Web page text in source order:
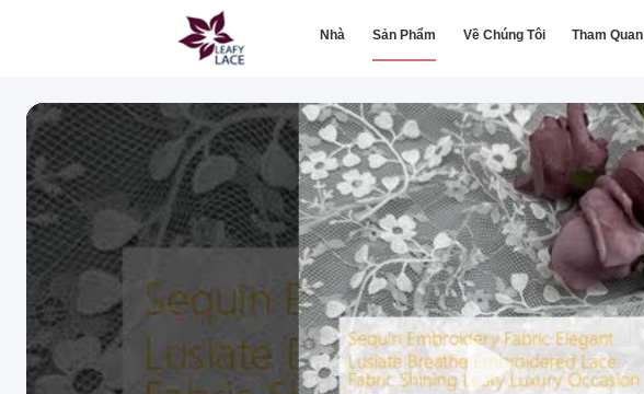
Nhà Sản Phẩm Về Chúng Tôi Tham